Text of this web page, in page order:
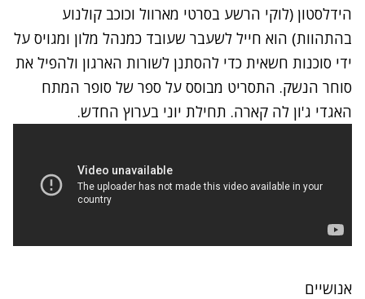
הידלסטון (לוקי הרשע בסרטי מארוול וכוכב קולנוע
בהתהוות) הוא חייל לשעבר שעובד כמנהל מלון ומגויס על
ידי סוכנות חשאית כדי להסתנן לשורות הארגון ולהפיל את
סוחר הנשק. התסריט מבוסס על ספר של סופר המתח
האגדי ג'ון לה קארה. תחילת יוני בערוץ החדש.
אנושיים